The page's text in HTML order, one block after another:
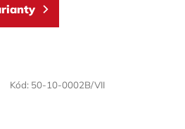
Kód: 50-10-0002B/VII